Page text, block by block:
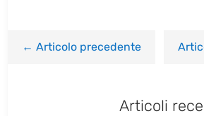
←Articolo precedente
Articoli